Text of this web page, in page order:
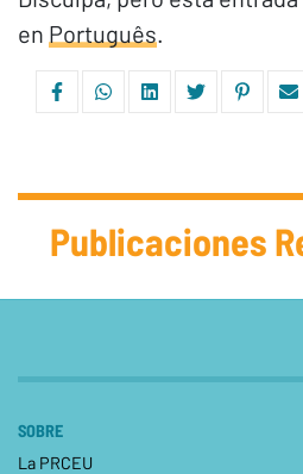
en Português.
Publicaciones
SOBRE
La PRCEU